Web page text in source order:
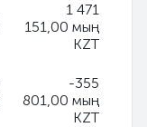
1 471
151,00 мың
KZT
-355
801,00 мың
KZT